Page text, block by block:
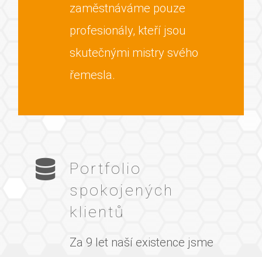
zaměstnáváme pouze
profesionály, kteří jsou
skutečnými mistry svého
řemesla.
Portfolio
spokojených
klientů
Za 9 let naší existence jsme